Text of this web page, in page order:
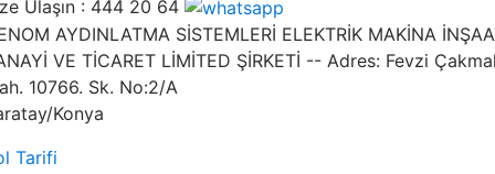
Ulaşın : 444 20 64
AYDINLATMA SİSTEMLERİ ELEKTRİK MAKİNA
VE TİCARET LİMİTED ŞİRKETİ -- Adres: Fevzi
10766. Sk. No:2/A
Konya
Tarifi